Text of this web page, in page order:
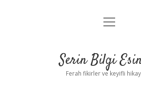
Anasayfa
Yasal Uyarı
menüyü
Serin Bilgi
Ferah fikirler ve keyifli